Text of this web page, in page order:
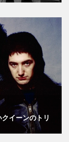
イーンのトリ